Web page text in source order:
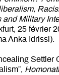
Military
25 février
Anka Idrissi).
Settler